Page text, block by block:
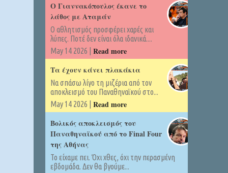
Ο Γιαννακόπουλος έκανε το
λάθος με Αταμάν
Ο αθλητισμός προσφέρει χαρές και
λύπες. Ποτέ δεν είναι όλα ιδανικά....
May 14 2026 | Read more
Τα έχουν κάνει πλακάκια
Να σπάσω λίγο τη μιζέρια από τον
αποκλεισμό του Παναθηναϊκού στο...
May 14 2026 | Read more
Βολικός αποκλεισμός του
Παναθηναϊκού από το Final Four
της Αθήνας
Το είχαμε πει. Όχι χθες, όχι την περασμένη
εβδομάδα. Δεν θα βγούμε...